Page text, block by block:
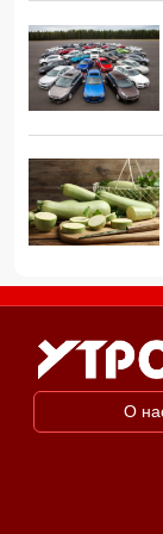
открыли путь
20:00, 08.08.2026
О